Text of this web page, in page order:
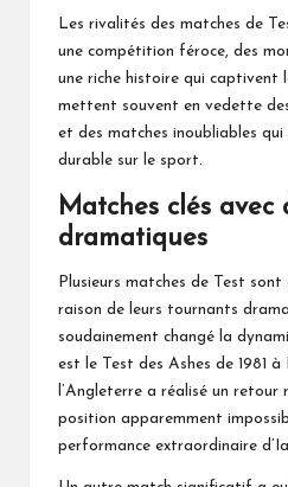
Les rivalités des matches de
une compétition féroce, des
une riche histoire qui captivent
mettent souvent en vedette
et des matches inoubliables
durable sur le sport.
Matches clés avec
dramatiques
Plusieurs matches de Test sont
raison de leurs tournants
soudainement changé la
est le Test des Ashes de 1981 à
l’Angleterre a réalisé un retour
position apparemment
performance extraordinaire